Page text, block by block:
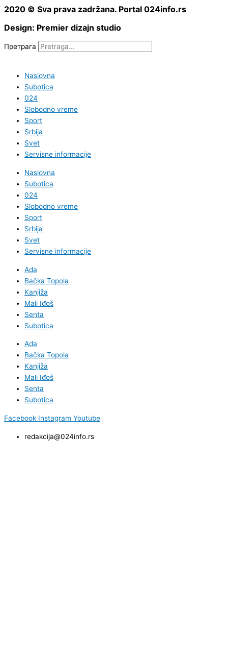
2020 © Sva prava zadržana. Portal 024info.rs
Design: Premier dizajn studio
Претрага
Naslovna
Subotica
024
Slobodno vreme
Sport
Srbija
Svet
Servisne informacije
Naslovna
Subotica
024
Slobodno vreme
Sport
Srbija
Svet
Servisne informacije
Ada
Bačka Topola
Kanjiža
Mali Iđoš
Senta
Subotica
Ada
Bačka Topola
Kanjiža
Mali Iđoš
Senta
Subotica
Facebook Instagram Youtube
redakcija@024info.rs